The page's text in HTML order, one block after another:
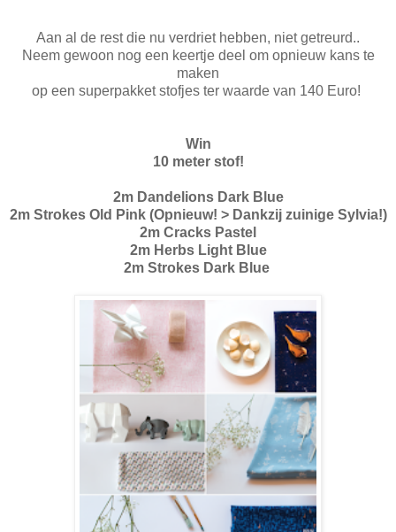
Aan al de rest die nu verdriet hebben, niet getreurd..
Neem gewoon nog een keertje deel om opnieuw kans te
maken
op een superpakket stofjes ter waarde van 140 Euro!
Win
10 meter stof!
2m Dandelions Dark Blue
2m Strokes Old Pink (Opnieuw! > Dankzij zuinige Sylvia!)
2m Cracks Pastel
2m Herbs Light Blue
2m Strokes Dark Blue